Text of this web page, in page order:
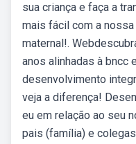
sua criança e faça a
mais fácil com a
maternal!.
anos alinhadas à bncc
desenvolvimento
veja a diferença!
eu em relação ao seu
pais (família) e